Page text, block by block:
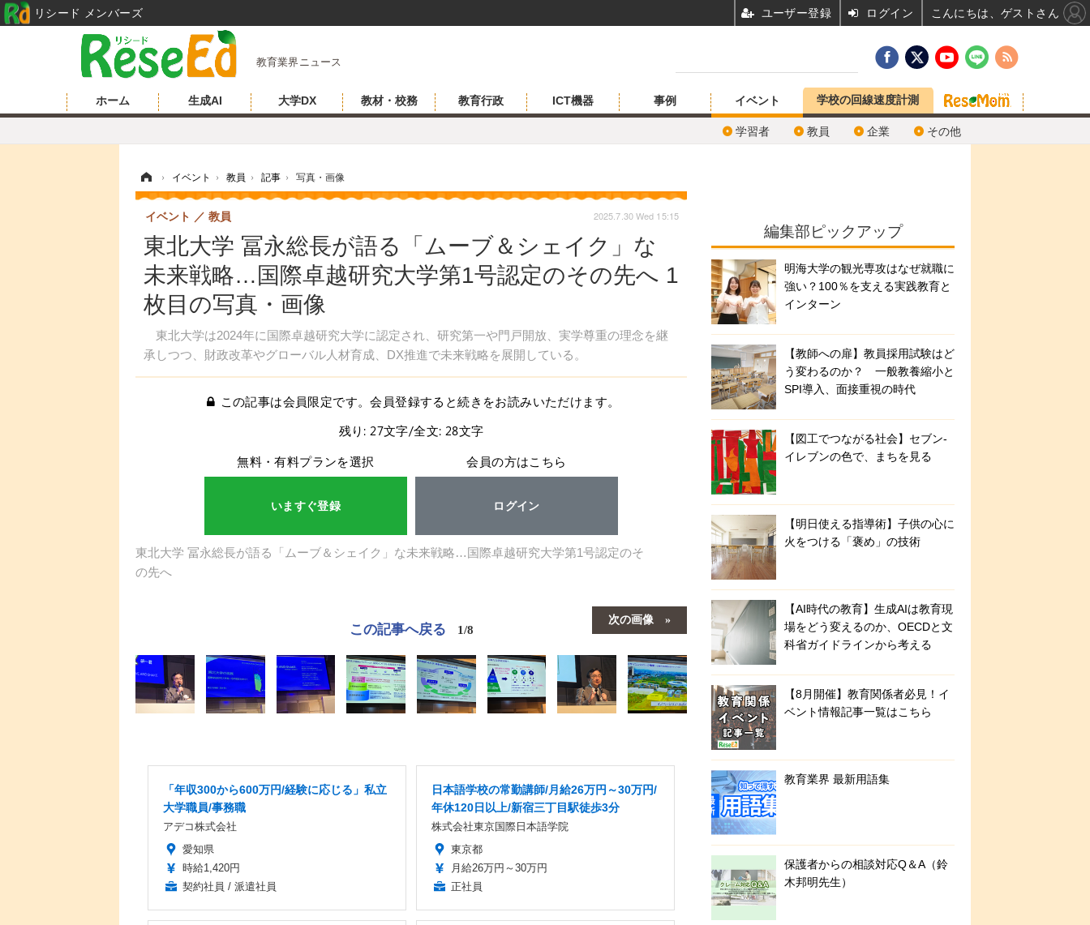
教育業界ニュース
ホーム 生成AI 大学DX 教材・校務 教育行政 ICT機器 事例 イベント
学習者 教員 企業 その他
学校の回線速度計測
› イベント › 教員 › 記事 › 写真・画像
東北大学 冨永総長が語る「ムーブ＆シェイク」な
未来戦略…国際卓越研究大学第1号認定のその先へ 1
枚目の写真・画像
東北大学は2024年に国際卓越研究大学に認定され、研究第一や門戸開放、実学尊重の理念を継
承しつつ、財政改革やグローバル人材育成、DX推進で未来戦略を展開している。
イベント 教員 2025.7.30 Wed 15:15
この記事は会員限定です。会員登録すると続きをお読みいただけます。
残り: 27文字/全文: 28文字
無料・有料プランを選択
いますぐ登録
会員の方はこちら
ログイン
東北大学 冨永総長が語る「ムーブ＆シェイク」な未来戦略…国際卓越研究大学第1号認定のそ
の先へ
次の画像
この記事へ戻る 1/8
「年収300から600万円/経験に応じる」私立
大学職員/事務職
アデコ株式会社
愛知県
時給1,420円
契約社員 / 派遣社員
日本語学校の常勤講師/月給26万円～30万円/
年休120日以上/新宿三丁目駅徒歩3分
株式会社東京国際日本語学院
東京都
月給26万円～30万円
正社員
編集部ピックアップ
明海大学の観光専攻はなぜ就職に
強い？100％を支える実践教育と
インターン
【教師への扉】教員採用試験はど
う変わるのか？ 一般教養縮小と
SPI導入、面接重視の時代
【図工でつながる社会】セブン‐
イレブンの色で、まちを見る
【明日使える指導術】子供の心に
火をつける「褒め」の技術
【AI時代の教育】生成AIは教育現
場をどう変えるのか、OECDと文
科省ガイドラインから考える
【8月開催】教育関係者必見！イ
ベント情報記事一覧はこちら
教育業界 最新用語集
保護者からの相談対応Q＆A（鈴
木邦明先生）
リシード メンバーズ ユーザー登録 ログイン こんにちは、ゲストさん